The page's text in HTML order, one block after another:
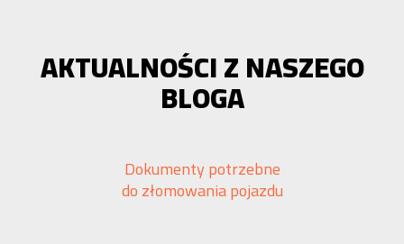
AKTUALNOŚCI Z NASZEGO
BLOGA
Dokumenty potrzebne
do złomowania pojazdu